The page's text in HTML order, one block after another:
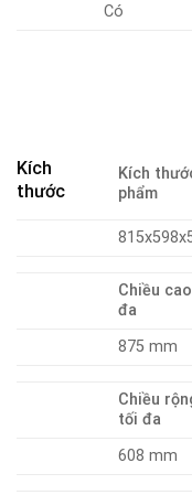
Có
Kích
thước
Kích
phẩm
Chiều
đa
875 mm
Chiều
tối đa
608 mm